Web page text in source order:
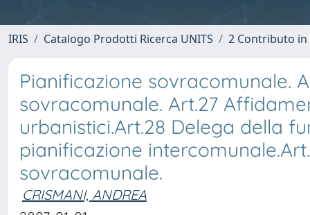
IRIS Catalogo Prodotti Ricerca UNITS 2 Contributo in
Pianificazione sovracomunale.
sovracomunale. Art.27
urbanistici.Art.28 Delega della
pianificazione
sovracomunale.
CRISMANI, ANDREA